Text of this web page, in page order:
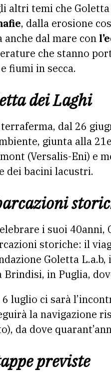
altri temi che
, dalla erosione
anche dal mare con
che stanno
fiumi in secca.
dei Laghi
dal 26
giunta alla
(Versalis-Eni) e
dei bacini lacustri.
i suoi 40anni,
storiche: il
Goletta
Brindisi, in Puglia,
6 luglio ci sarà
la navigazione
da dove
previste